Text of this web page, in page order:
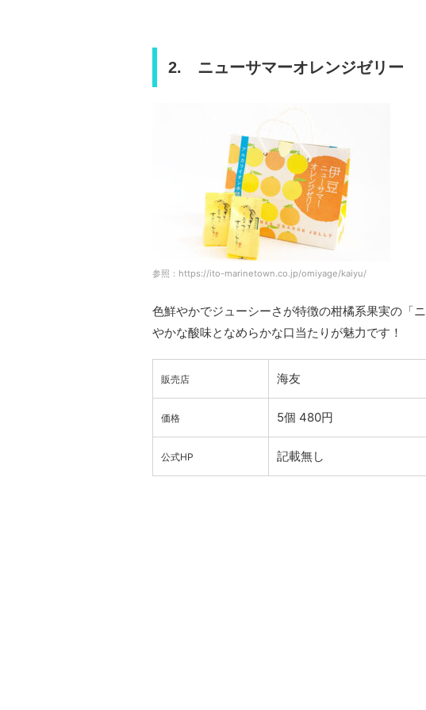
2. ニューサマーオレンジゼリー
参照：https://ito-marinetown.co.jp/omiyage/kaiyu/
色鮮やかでジューシーさが特徴の柑橘系果実の「
やかな酸味となめらかな口当たりが魅力です！
販売店 海友
価格 5個 480円
公式HP 記載無し